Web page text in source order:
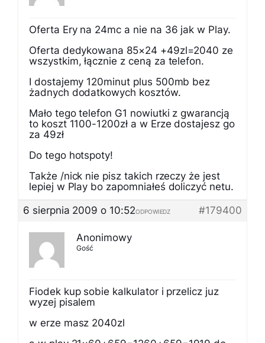
Oferta Ery na 24mc a nie na 36 jak w Play.
Oferta dedykowana 85×24 +49zl=2040 ze
wszystkim, łącznie z ceną za telefon.
I dostajemy 120minut plus 500mb bez
żadnych dodatkowych kosztów.
Mało tego telefon G1 nowiutki z gwarancją
to koszt 1100-1200zł a w Erze dostajesz go
za 49zł
Do tego hotspoty!
Także /nick nie pisz takich rzeczy że jest
lepiej w Play bo zapomniałeś doliczyć netu.
6 sierpnia 2009 o 10:52
#179400
ODPOWIEDZ
Anonimowy
Gość
Fiodek kup sobie kalkulator i przelicz juz
wyzej pisalem
w erze masz 2040zl